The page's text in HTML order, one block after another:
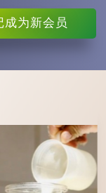
成为新会员